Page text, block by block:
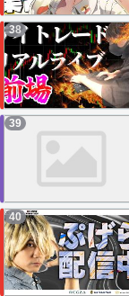
38
39
40